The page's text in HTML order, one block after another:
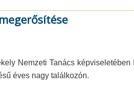
Nemzeti Tanács
éves nagy találkozón.